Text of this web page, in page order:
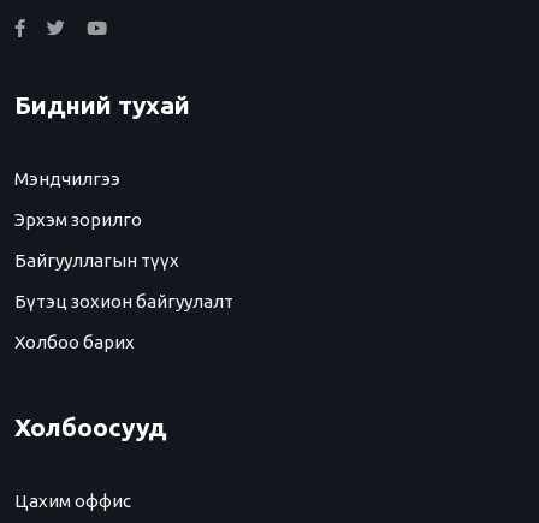
Бидний тухай
Мэндчилгээ
Эрхэм зорилго
Байгууллагын түүх
Бүтэц зохион байгуулалт
Холбоо барих
Холбоосууд
Цахим оффис